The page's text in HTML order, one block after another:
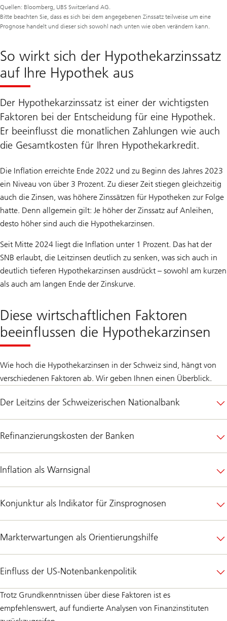
Quellen: Bloomberg, UBS Switzerland AG.
Bitte beachten Sie, dass es sich bei dem angegebenen Zinssatz teilweise um eine
Prognose handelt und dieser sich sowohl nach unten wie oben verändern kann.
So wirkt sich der Hypothekarzinssatz
auf Ihre Hypothek aus
Der Hypothekarzinssatz ist einer der wichtigsten
Faktoren bei der Entscheidung für eine Hypothek.
Er beeinflusst die monatlichen Zahlungen wie auch
die Gesamtkosten für Ihren Hypothekarkredit.
Die Inflation erreichte Ende 2022 und zu Beginn des Jahres 2023
ein Niveau von über 3 Prozent. Zu dieser Zeit stiegen gleichzeitig
auch die Zinsen, was höhere Zinssätzen für Hypotheken zur Folge
hatte. Denn allgemein gilt: Je höher der Zinssatz auf Anleihen,
desto höher sind auch die Hypothekarzinsen.
Seit Mitte 2024 liegt die Inflation unter 1 Prozent. Das hat der
SNB erlaubt, die Leitzinsen deutlich zu senken, was sich auch in
deutlich tieferen Hypothekarzinsen ausdrückt – sowohl am kurzen
als auch am langen Ende der Zinskurve.
Diese wirtschaftlichen Faktoren
beeinflussen die Hypothekarzinsen
Wie hoch die Hypothekarzinsen in der Schweiz sind, hängt von
verschiedenen Faktoren ab. Wir geben Ihnen einen Überblick.
Der Leitzins der Schweizerischen Nationalbank
Refinanzierungskosten der Banken
Inflation als Warnsignal
Konjunktur als Indikator für Zinsprognosen
Markterwartungen als Orientierungshilfe
Einfluss der US-Notenbankenpolitik
Trotz Grundkenntnissen über diese Faktoren ist es
empfehlenswert, auf fundierte Analysen von Finanzinstituten